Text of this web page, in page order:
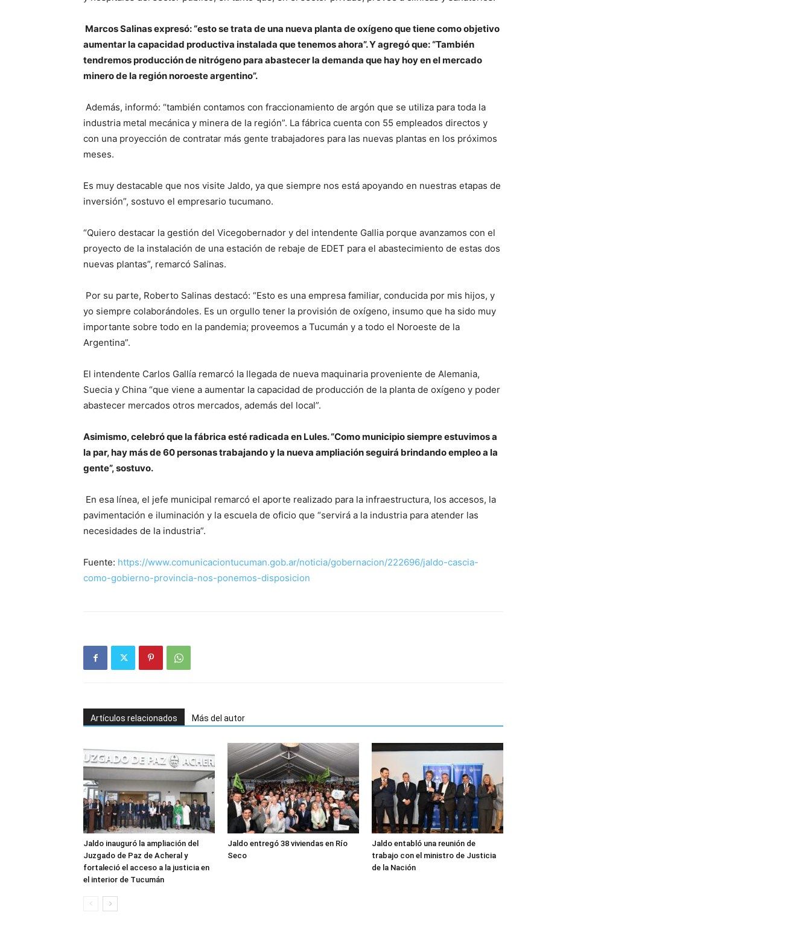
Marcos Salinas expresó: “esto se trata de una nueva planta de oxígeno que tiene como objetivo
aumentar la capacidad productiva instalada que tenemos ahora”. Y agregó que: “También
tendremos producción de nitrógeno para abastecer la demanda que hay hoy en el mercado
minero de la región noroeste argentino”.
Además, informó: “también contamos con fraccionamiento de argón que se utiliza para toda la
industria metal mecánica y minera de la región”. La fábrica cuenta con 55 empleados directos y
con una proyección de contratar más gente trabajadores para las nuevas plantas en los próximos
meses.
Es muy destacable que nos visite Jaldo, ya que siempre nos está apoyando en nuestras etapas de
inversión”, sostuvo el empresario tucumano.
“Quiero destacar la gestión del Vicegobernador y del intendente Gallia porque avanzamos con el
proyecto de la instalación de una estación de rebaje de EDET para el abastecimiento de estas dos
nuevas plantas”, remarcó Salinas.
Por su parte, Roberto Salinas destacó: “Esto es una empresa familiar, conducida por mis hijos, y
yo siempre colaborándoles. Es un orgullo tener la provisión de oxígeno, insumo que ha sido muy
importante sobre todo en la pandemia; proveemos a Tucumán y a todo el Noroeste de la
Argentina”.
El intendente Carlos Gallía remarcó la llegada de nueva maquinaria proveniente de Alemania,
Suecia y China “que viene a aumentar la capacidad de producción de la planta de oxígeno y poder
abastecer mercados otros mercados, además del local”.
Asimismo, celebró que la fábrica esté radicada en Lules. “Como municipio siempre estuvimos a
la par, hay más de 60 personas trabajando y la nueva ampliación seguirá brindando empleo a la
gente”, sostuvo.
En esa línea, el jefe municipal remarcó el aporte realizado para la infraestructura, los accesos, la
pavimentación e iluminación y la escuela de oficio que “servirá a la industria para atender las
necesidades de la industria”.
Fuente: https://www.comunicaciontucuman.gob.ar/noticia/gobernacion/222696/jaldo-cascia-
como-gobierno-provincia-nos-ponemos-disposicion
Artículos relacionados Más del autor
Jaldo inauguró la ampliación del
Juzgado de Paz de Acheral y
fortaleció el acceso a la justicia en
el interior de Tucumán
Jaldo entregó 38 viviendas en Río
Seco
Jaldo entabló una reunión de
trabajo con el ministro de Justicia
de la Nación